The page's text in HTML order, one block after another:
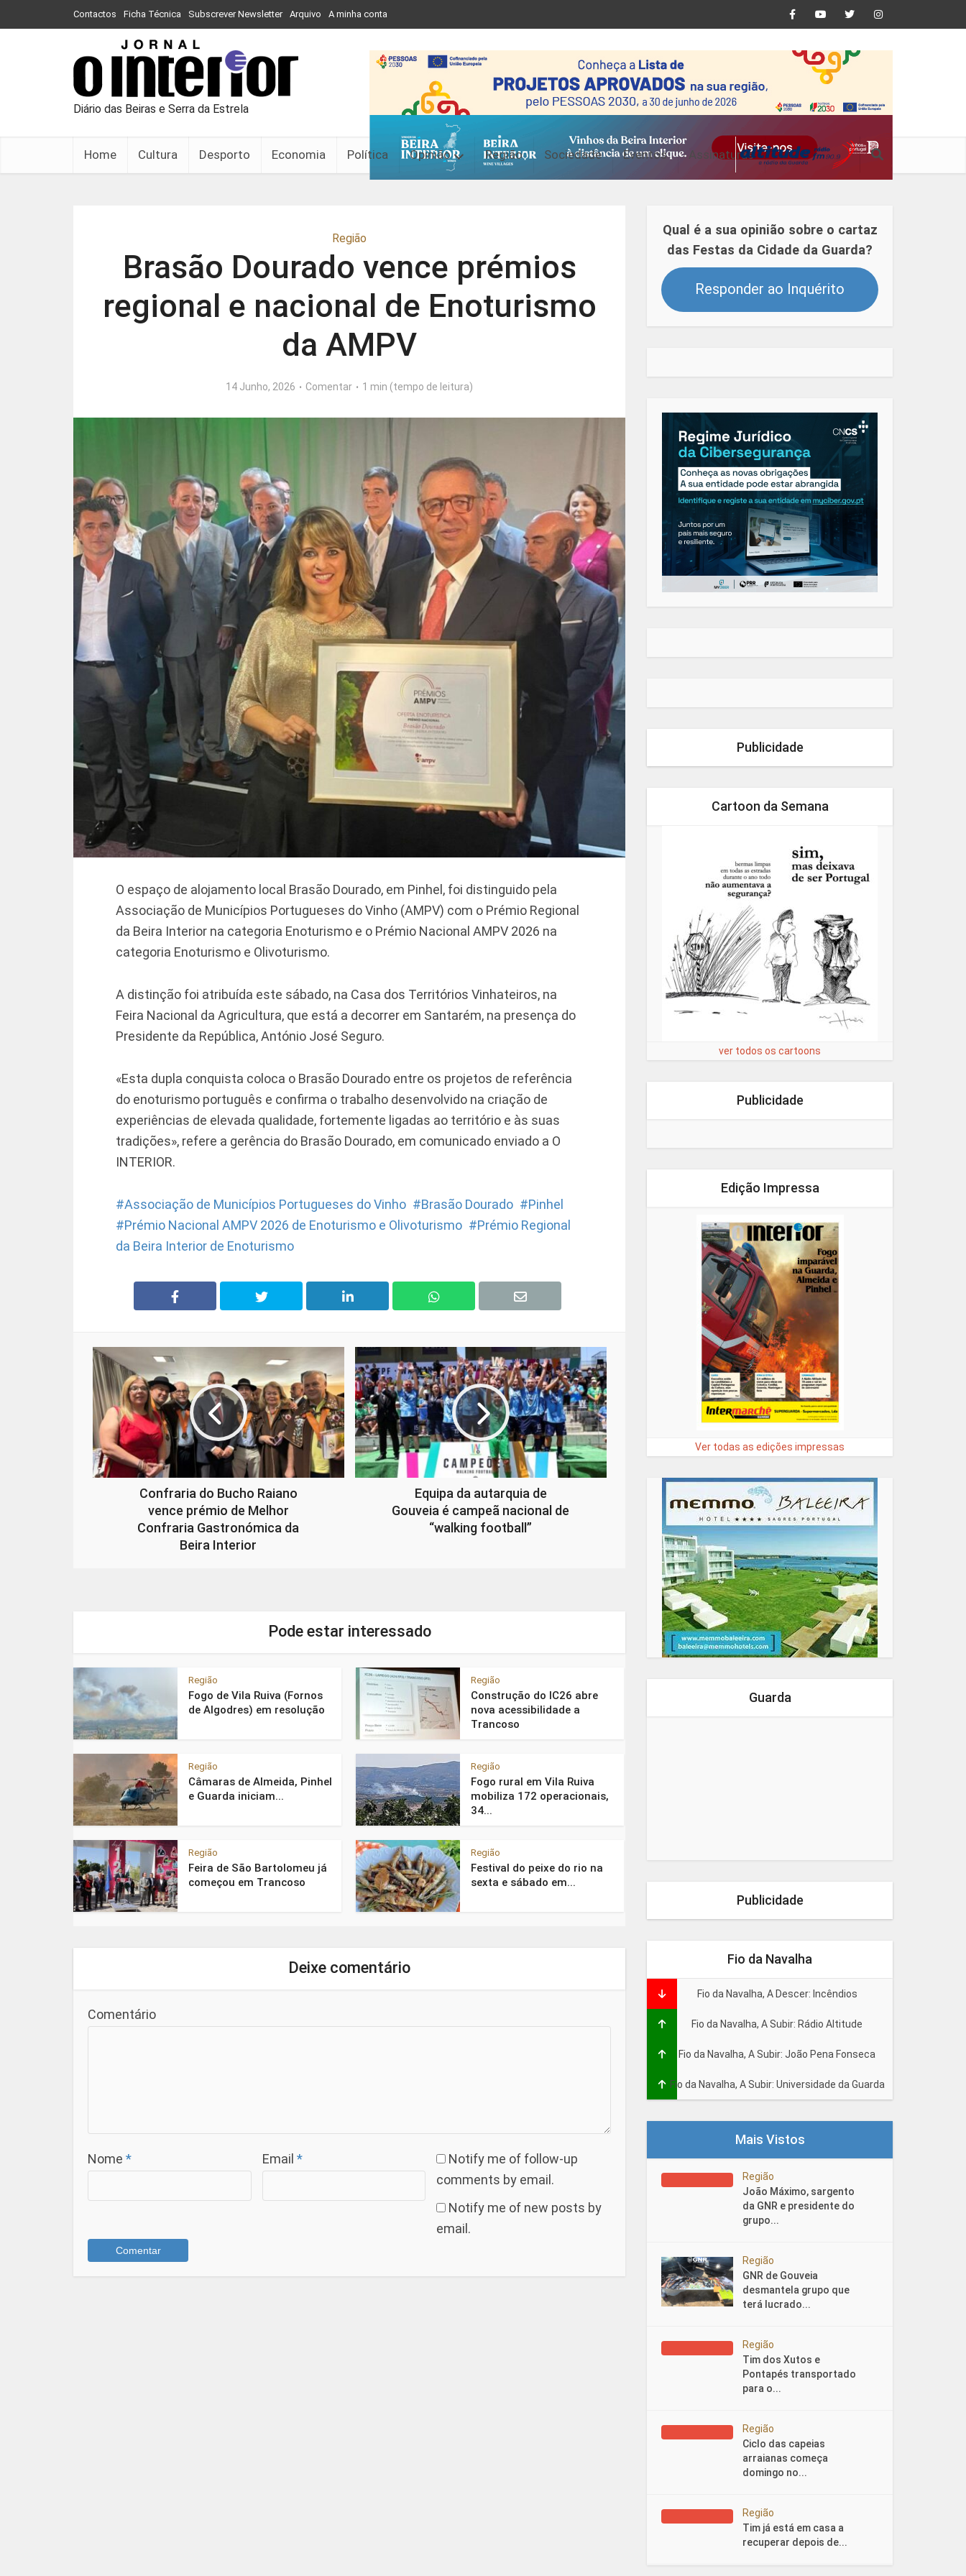
Contactos Ficha Técnica Subscrever Newsletter Arquivo A minha conta
Diário das Beiras e Serra da Estrela
Home Cultura Desporto Economia Política Opinião Região Sociedade Eventos Assinaturas
Região
Brasão Dourado vence prémios
regional e nacional de Enoturismo
da AMPV
14 Junho, 2026 Comentar 1 min (tempo de leitura)
O espaço de alojamento local Brasão Dourado, em Pinhel, foi distinguido pela
Associação de Municípios Portugueses do Vinho (AMPV) com o Prémio Regional
da Beira Interior na categoria Enoturismo e o Prémio Nacional AMPV 2026 na
categoria Enoturismo e Olivoturismo.
A distinção foi atribuída este sábado, na Casa dos Territórios Vinhateiros, na
Feira Nacional da Agricultura, que está a decorrer em Santarém, na presença do
Presidente da República, António José Seguro.
«Esta dupla conquista coloca o Brasão Dourado entre os projetos de referência
do enoturismo português e confirma o trabalho desenvolvido na criação de
experiências de elevada qualidade, fortemente ligadas ao território e às suas
tradições», refere a gerência do Brasão Dourado, em comunicado enviado a O
INTERIOR.
Associação de Municípios Portugueses do Vinho Brasão Dourado
Pinhel
Prémio Nacional AMPV 2026 de Enoturismo e Olivoturismo
Prémio Regional
da Beira Interior de Enoturismo
Confraria do Bucho Raiano
vence prémio de Melhor
Confraria Gastronómica da
Beira Interior
Equipa da autarquia de
Gouveia é campeã nacional de
“walking football”
Pode estar interessado
Região
Fogo de Vila Ruiva (Fornos
de Algodres) em resolução
Região
Construção do IC26 abre
nova acessibilidade a
Trancoso
Região
Câmaras de Almeida, Pinhel
e Guarda iniciam...
Região
Fogo rural em Vila Ruiva
mobiliza 172 operacionais,
34...
Região
Feira de São Bartolomeu já
começou em Trancoso
Região
Festival do peixe do rio na
sexta e sábado em...
Deixe comentário
Comentário
Nome * Email *
Notify me of follow-up
comments by email.
Notify me of new posts by
email.
Qual é a sua opinião sobre o cartaz
das Festas da Cidade da Guarda?
Responder ao Inquérito
Publicidade
Cartoon da Semana
ver todos os cartoons
Publicidade
Edição Impressa
Ver todas as edições impressas
Guarda
Publicidade
Fio da Navalha
Fio da Navalha, A Descer: Incêndios
Fio da Navalha, A Subir: Rádio Altitude
Fio da Navalha, A Subir: João Pena Fonseca
Fio da Navalha, A Subir: Universidade da Guarda
Mais Vistos
Região
João Máximo, sargento
da GNR e presidente do
grupo...
Região
GNR de Gouveia
desmantela grupo que
terá lucrado...
Região
Tim dos Xutos e
Pontapés transportado
para o...
Região
Ciclo das capeias
arraianas começa
domingo no...
Região
Tim já está em casa a
recuperar depois de...